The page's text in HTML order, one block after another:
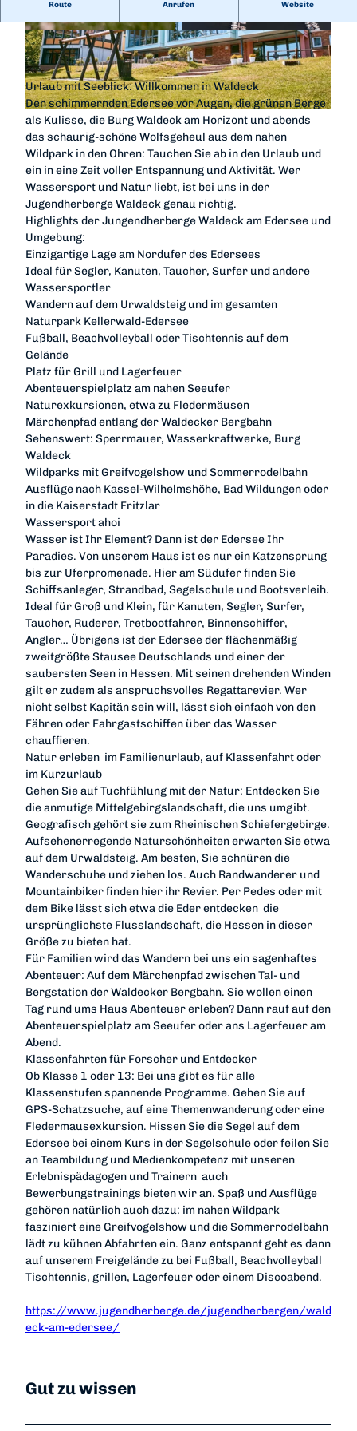
© Jugendherberge Waldeck
©CC-BY-SA © Jugendherberge Waldeck |CC-BY-SA
Route Anrufen Website
Gesamtbetten: 163
Urlaub mit Seeblick: Willkommen in Waldeck
Den schimmernden Edersee vor Augen, die grünen Berge
als Kulisse, die Burg Waldeck am Horizont und abends
das schaurig-schöne Wolfsgeheul aus dem nahen
Wildpark in den Ohren: Tauchen Sie ab in den Urlaub und
ein in eine Zeit voller Entspannung und Aktivität. Wer
Wassersport und Natur liebt, ist bei uns in der
Jugendherberge Waldeck genau richtig.
Highlights der Jungendherberge Waldeck am Edersee und
Umgebung:
Einzigartige Lage am Nordufer des Edersees
Ideal für Segler, Kanuten, Taucher, Surfer und andere
Wassersportler
Wandern auf dem Urwaldsteig und im gesamten
Naturpark Kellerwald-Edersee
Fußball, Beachvolleyball oder Tischtennis auf dem
Gelände
Platz für Grill und Lagerfeuer
Abenteuerspielplatz am nahen Seeufer
Naturexkursionen, etwa zu Fledermäusen
Märchenpfad entlang der Waldecker Bergbahn
Sehenswert: Sperrmauer, Wasserkraftwerke, Burg
Waldeck
Wildparks mit Greifvogelshow und Sommerrodelbahn
Ausflüge nach Kassel-Wilhelmshöhe, Bad Wildungen oder
in die Kaiserstadt Fritzlar
Wassersport ahoi
Wasser ist Ihr Element? Dann ist der Edersee Ihr
Paradies. Von unserem Haus ist es nur ein Katzensprung
bis zur Uferpromenade. Hier am Südufer finden Sie
Schiffsanleger, Strandbad, Segelschule und Bootsverleih.
Ideal für Groß und Klein, für Kanuten, Segler, Surfer,
Taucher, Ruderer, Tretbootfahrer, Binnenschiffer,
Angler… Übrigens ist der Edersee der flächenmäßig
zweitgrößte Stausee Deutschlands und einer der
saubersten Seen in Hessen. Mit seinen drehenden Winden
gilt er zudem als anspruchsvolles Regattarevier. Wer
nicht selbst Kapitän sein will, lässt sich einfach von den
Fähren oder Fahrgastschiffen über das Wasser
chauffieren.
Natur erleben  im Familienurlaub, auf Klassenfahrt oder
im Kurzurlaub
Gehen Sie auf Tuchfühlung mit der Natur: Entdecken Sie
die anmutige Mittelgebirgslandschaft, die uns umgibt.
Geografisch gehört sie zum Rheinischen Schiefergebirge.
Aufsehenerregende Naturschönheiten erwarten Sie etwa
auf dem Urwaldsteig. Am besten, Sie schnüren die
Wanderschuhe und ziehen los. Auch Randwanderer und
Mountainbiker finden hier ihr Revier. Per Pedes oder mit
dem Bike lässt sich etwa die Eder entdecken  die
ursprünglichste Flusslandschaft, die Hessen in dieser
Größe zu bieten hat.
Für Familien wird das Wandern bei uns ein sagenhaftes
Abenteuer: Auf dem Märchenpfad zwischen Tal- und
Bergstation der Waldecker Bergbahn. Sie wollen einen
Tag rund ums Haus Abenteuer erleben? Dann rauf auf den
Abenteuerspielplatz am Seeufer oder ans Lagerfeuer am
Abend.
Klassenfahrten für Forscher und Entdecker
Ob Klasse 1 oder 13: Bei uns gibt es für alle
Klassenstufen spannende Programme. Gehen Sie auf
GPS-Schatzsuche, auf eine Themenwanderung oder eine
Fledermausexkursion. Hissen Sie die Segel auf dem
Edersee bei einem Kurs in der Segelschule oder feilen Sie
an Teambildung und Medienkompetenz mit unseren
Erlebnispädagogen und Trainern  auch
Bewerbungstrainings bieten wir an. Spaß und Ausflüge
gehören natürlich auch dazu: im nahen Wildpark
fasziniert eine Greifvogelshow und die Sommerrodelbahn
lädt zu kühnen Abfahrten ein. Ganz entspannt geht es dann
auf unserem Freigelände zu bei Fußball, Beachvolleyball
Tischtennis, grillen, Lagerfeuer oder einem Discoabend.
https://www.jugendherberge.de/jugendherbergen/wald
eck-am-edersee/
Gut zu wissen